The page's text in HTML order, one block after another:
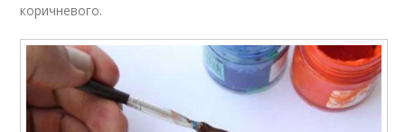
коричневого.